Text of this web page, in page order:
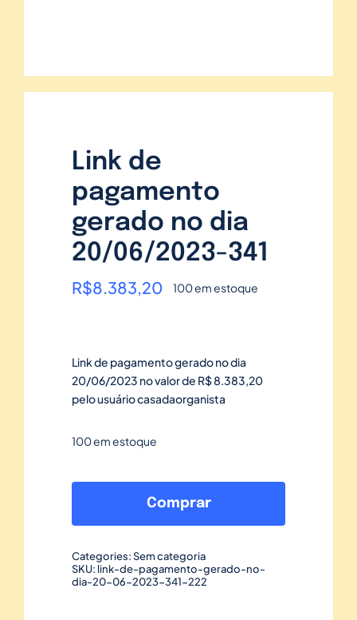
Link de
pagamento
gerado no dia
20/06/2023-341
R$8.383,20 100 em estoque
Link de pagamento gerado no dia
20/06/2023 no valor de R$ 8.383,20
pelo usuário casadaorganista
100 em estoque
de
no
dia
Comprar
Categories:Sem categoria
SKU: link-de-pagamento-gerado-no-
dia-20-06-2023-341-222